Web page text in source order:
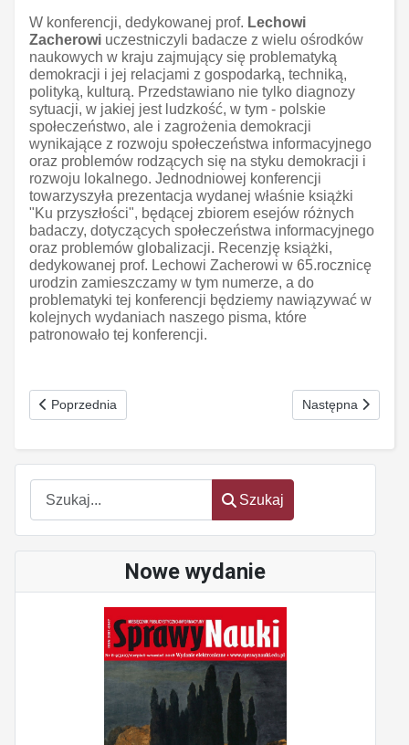
Szukaj
Szukaj
Nowe wydanie
W konferencji, dedykowanej prof. Lechowi
Zacherowi uczestniczyli badacze z wielu ośrodków
naukowych w kraju zajmujący się problematyką
demokracji i jej relacjami z gospodarką, techniką,
polityką, kulturą. Przedstawiano nie tylko diagnozy
sytuacji, w jakiej jest ludzkość, w tym - polskie
społeczeństwo, ale i zagrożenia demokracji
wynikające z rozwoju społeczeństwa informacyjnego
oraz problemów rodzących się na styku demokracji i
rozwoju lokalnego. Jednodniowej konferencji
towarzyszyła prezentacja wydanej właśnie książki
"Ku przyszłości", będącej zbiorem esejów różnych
badaczy, dotyczących społeczeństwa informacyjnego
oraz problemów globalizacji. Recenzję książki,
dedykowanej prof. Lechowi Zacherowi w 65.rocznicę
urodzin zamieszczamy w tym numerze, a do
problematyki tej konferencji będziemy nawiązywać w
kolejnych wydaniach naszego pisma, które
patronowało tej konferencji.
Poprzednia strona: Szkolenia dla kobiet
Poprzednia Następna strona:
Następna